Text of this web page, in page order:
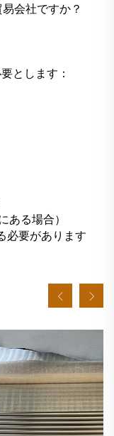
会社ですか？
とします：
ある場合）
必要があります